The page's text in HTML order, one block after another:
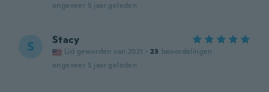
ongeveer 5 jaar geleden
S Stacy
Lid geworden van 2021 · 23 beoordelingen
ongeveer 5 jaar geleden